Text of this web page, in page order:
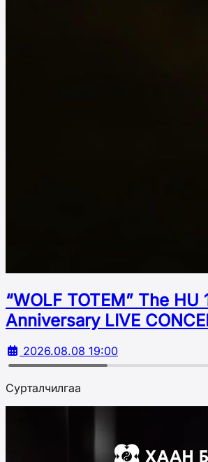
“WOLF TOTEM” The HU
Аnniversary LIVE
2026.08.08 19:00
Сурталчилгаа